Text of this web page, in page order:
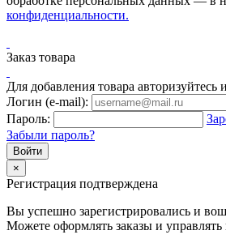
конфиденциальности.
Заказ товара
Для добавления товара авторизуйтесь
Логин (e-mail):
Пароль:
Забыли пароль?
×
Регистрация подтверждена
Вы успешно зарегистрировались и
Можете оформлять заказы и